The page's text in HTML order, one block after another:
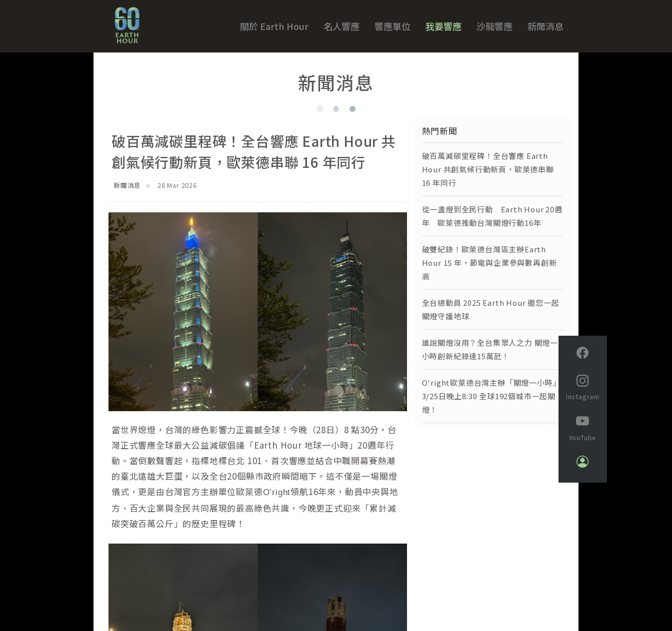
關於 Earth Hour 名人響應 響應單位 我要響應 沙龍響應 新聞消息
新聞消息
破百萬減碳里程碑！全台響應 Earth Hour 共
創氣候行動新頁，歐萊德串聯 16 年同行
新聞消息 28 Mar 2026
當世界熄燈，台灣的綠色影響力正震撼全球！今晚（28日）8 點30分，台
灣正式響應全球最大公益減碳倡議「Earth Hour 地球一小時」20週年行
動。當倒數聲響起，指標地標台北 101、首次響應並結合中職開幕賽熱潮
的臺北遠雄大巨蛋，以及全台20個縣市政府瞬間暗下。這不僅是一場關燈
儀式，更是由台灣官方主辦單位歐萊德O’right領航16年來，動員中央與地
方、百大企業與全民共同展現的最高綠色共識，今晚更正式迎來「累計減
碳突破百萬公斤」的歷史里程碑！
熱門新聞
破百萬減碳里程碑！全台響應 Earth
Hour 共創氣候行動新頁，歐萊德串聯
16 年同行
從一盞燈到全民行動 Earth Hour 20週
年 歐萊德推動台灣關燈行動16年
破雙紀錄！歐萊德台灣區主辦Earth
Hour 15 年，節電與企業參與數再創新
高
全台總動員 2025 Earth Hour 邀您一起
關燈守護地球
誰說關燈沒用？全台集眾人之力 關燈一
小時創新紀錄達15萬瓩！
O'right歐萊德台灣主辦「關燈一小時」
3/25日晚上8:30 全球192個城市ㄧ起關
燈！
Instagram
YouTube